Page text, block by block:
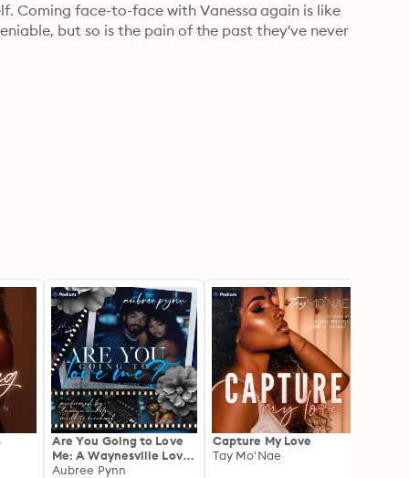
Coming face-to-face with Vanessa again is like
but so is the pain of the past they've never
and a love that refuses to fade. Vanessa's
drive to build a future that includes her.
Are You Going to Love
Me: A Waynesville Love
Story
Aubree Pynn
Capture My Love
Tay Mo'Nae